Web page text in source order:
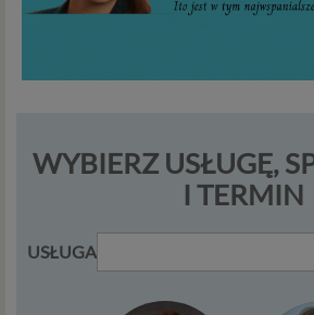
WYBIERZ USŁUGĘ,
I TERMIN
USŁUGA